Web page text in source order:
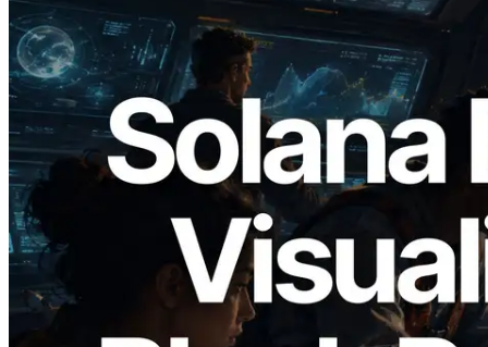
2026.05.24
Validators Solutions, Solana Block
Analyzer'ı Yayınladı — Slot Başına Blok
Üretim Süresi ve Görevli Doğrulayıcı
Görselleştirmesi